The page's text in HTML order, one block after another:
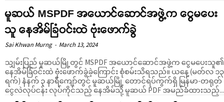
မူဆယ် MSPDF အယောင်ဆောင်အဖွဲ့က ငွေမပေး
သူ နေအိမ်ခြံဝင်းထဲ ဗုံးဖောက်ခွဲ
Sai Khwan Murng - March 13, 2024
သျှမ်းပြည် မူဆယ်မြို့တွင် MSPDF အယောင်ဆောင်အဖွဲ့က ငွေမပေးသူ၏
နေအိမ်ခြံဝင်းထဲ ဗုံးဖောက်ခွဲခဲ့ကြောင်း စုံစမ်းသိရသည်။ ယနေ့ (မတ်လ ၁၃
ရက်) နံနက် ၃ နာရီကျော်တွင် မူဆယ်မြို့ တောင်ရပ်ကွက်ရှိ မြန်မာ-တရုတ်
ငွေလဲလုပ်ငန်း လုပ်ကိုင်သည့် နေအိမ်သို့ မူဆယ် PDF အမည်ခံထားသည့်...